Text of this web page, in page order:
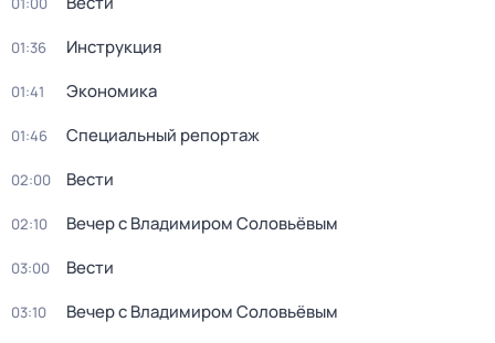
01:36 Инструкция
01:41 Экономика
01:46 Специальный репортаж
02:00 Вести
02:10 Вечер с Владимиром Соловьёвым
03:00 Вести
03:10 Вечер с Владимиром Соловьёвым